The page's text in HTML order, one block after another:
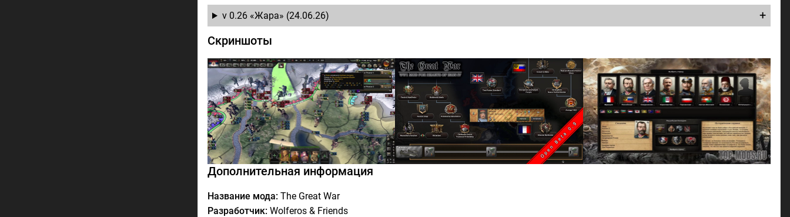
v 0.26 «Жара» (24.06.26)
Скриншоты
Дополнительная информация
Название мода: The Great War
Разработчик: Wolferos & Friends